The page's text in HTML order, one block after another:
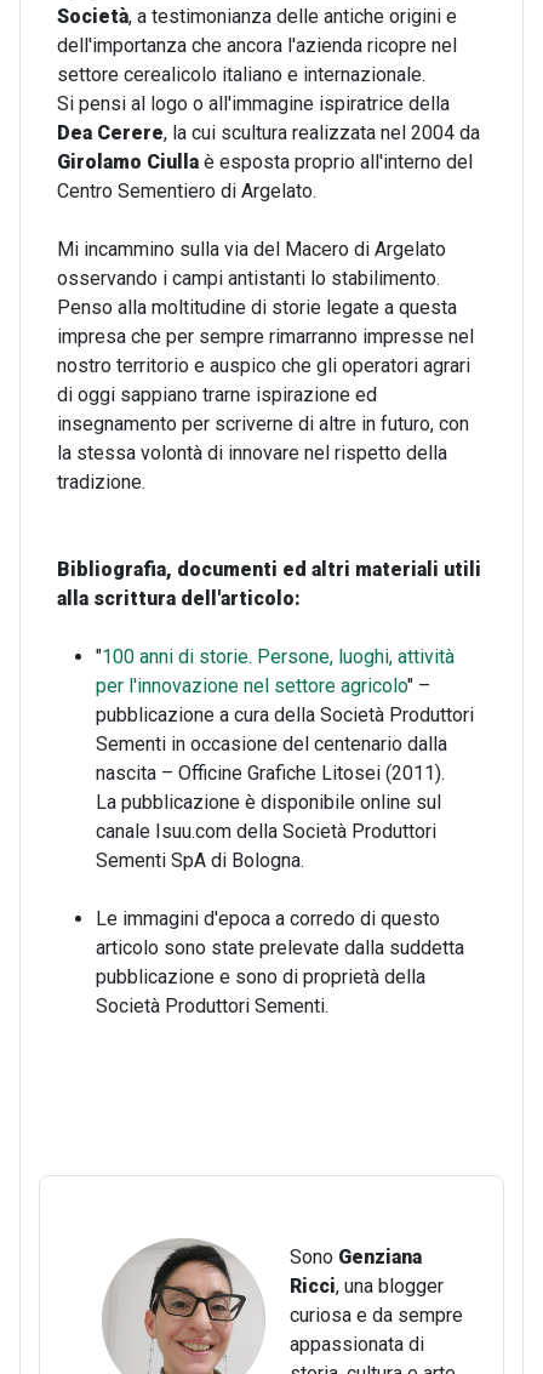
Società, a testimonianza delle antiche origini e
dell'importanza che ancora l'azienda ricopre nel
settore cerealicolo italiano e internazionale.
Si pensi al logo o all'immagine ispiratrice della
Dea Cerere, la cui scultura realizzata nel 2004 da
Girolamo Ciulla è esposta proprio all'interno del
Centro Sementiero di Argelato.
Mi incammino sulla via del Macero di Argelato
osservando i campi antistanti lo stabilimento.
Penso alla moltitudine di storie legate a questa
impresa che per sempre rimarranno impresse nel
nostro territorio e auspico che gli operatori agrari
di oggi sappiano trarne ispirazione ed
insegnamento per scriverne di altre in futuro, con
la stessa volontà di innovare nel rispetto della
tradizione.
Bibliografia, documenti ed altri materiali utili
alla scrittura dell'articolo:
"100 anni di storie. Persone, luoghi, attività
per l'innovazione nel settore agricolo" –
pubblicazione a cura della Società Produttori
Sementi in occasione del centenario dalla
nascita – Officine Grafiche Litosei (2011).
La pubblicazione è disponibile online sul
canale Isuu.com della Società Produttori
Sementi SpA di Bologna.
Le immagini d'epoca a corredo di questo
articolo sono state prelevate dalla suddetta
pubblicazione e sono di proprietà della
Società Produttori Sementi.
Sono Genziana
Ricci, una blogger
curiosa e da sempre
appassionata di